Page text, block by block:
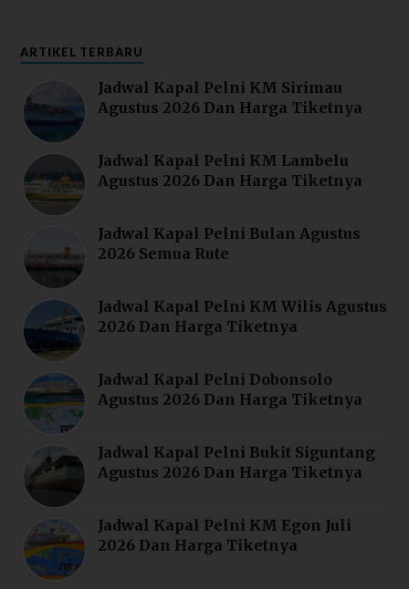
ARTIKEL TERBARU
Jadwal Kapal Pelni KM Sirimau
Agustus 2026 Dan Harga Tiketnya
Jadwal Kapal Pelni KM Lambelu
Agustus 2026 Dan Harga Tiketnya
Jadwal Kapal Pelni Bulan Agustus
2026 Semua Rute
Jadwal Kapal Pelni KM Wilis Agustus
2026 Dan Harga Tiketnya
Jadwal Kapal Pelni Dobonsolo
Agustus 2026 Dan Harga Tiketnya
Jadwal Kapal Pelni Bukit Siguntang
Agustus 2026 Dan Harga Tiketnya
Jadwal Kapal Pelni KM Egon Juli
2026 Dan Harga Tiketnya